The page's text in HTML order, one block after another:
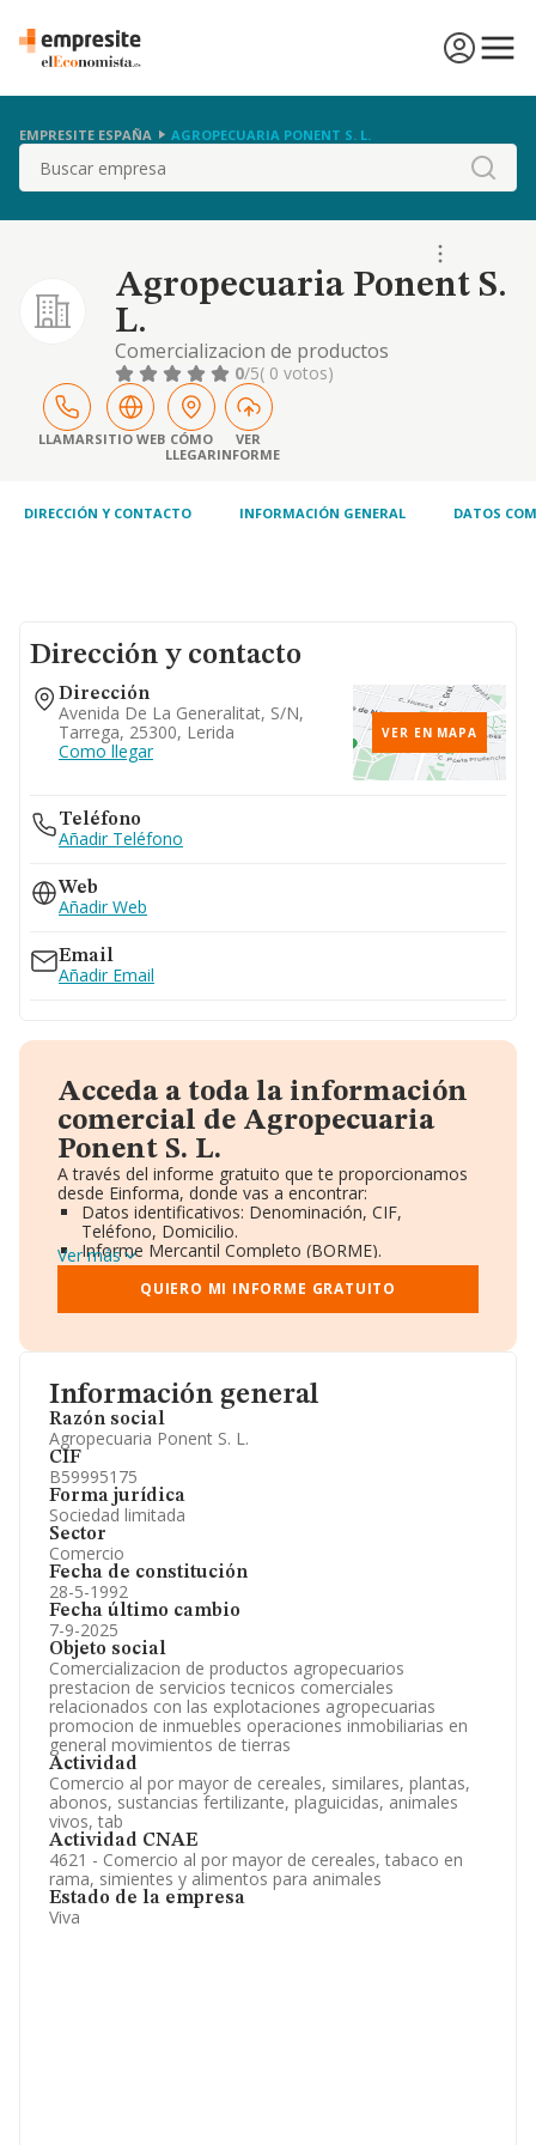
EMPRESITE ESPAÑA AGROPECUARIA PONENT S. L.
Buscar
Agropecuaria Ponent S.
L.
Comercializacion de productos
agropecuarios prestacion de servicios
tecnicos comerciales relacionados con las
explotaciones agropecuarias promocion de
inmuebles operaciones inmobiliarias en
general movimientos de tierras
0/5( 0 votos)
LLAMARSITIO WEB CÓMO
LLEGAR
VER
INFORME
DIRECCIÓN Y CONTACTO INFORMACIÓN GENERAL DATOS
Información general
Razón social
Agropecuaria Ponent S. L.
CIF
B59995175
Forma jurídica
Sociedad limitada
Sector
Comercio
Fecha de constitución
28-5-1992
Fecha último cambio
7-9-2025
Objeto social
Comercializacion de productos agropecuarios
prestacion de servicios tecnicos comerciales
relacionados con las explotaciones agropecuarias
promocion de inmuebles operaciones inmobiliarias en
general movimientos de tierras
Actividad
Comercio al por mayor de cereales, similares, plantas,
abonos, sustancias fertilizante, plaguicidas, animales
vivos, tab
Actividad CNAE
4621 - Comercio al por mayor de cereales, tabaco en
rama, simientes y alimentos para animales
Estado de la empresa
Viva
Dirección y contacto
Dirección
Avenida De La Generalitat, S/n,
Tarrega, 25300, Lerida
Como llegar
VER EN MAPA
Teléfono
Añadir Teléfono
Web
Añadir Web
Email
Añadir Email
Acceda a toda la información
comercial de Agropecuaria
Ponent S. L.
A través del informe gratuito que te proporcionamos
desde Einforma, donde vas a encontrar:
Datos identificativos: Denominación, CIF,
Teléfono, Domicilio.
Informe Mercantil Completo (BORME).
Gráficos de Evolución Ventas y Empleados.
Consejo de Administración y Administradores.
Directivos y Ejecutivos.
Información oficial y registral complementaria.
Ver más
QUIERO MI INFORME GRATUITO